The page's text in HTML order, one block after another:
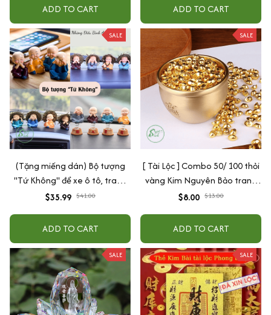
ADD TO CART ADD TO CART
SALE
(Tặng miếng dán) Bộ tượng
"Tứ Không" để xe ô tô, trang
trí nhà cửa bằng gốm sứ cao
$35.99 $41.00
ADD TO CART
SALE
[ Tài Lộc ] Combo 50/ 100 thỏi
vàng Kim Nguyên Bảo trang
trí bàn thờ, bàn làm việc
$8.00 $13.00
ADD TO CART
SALE SALE